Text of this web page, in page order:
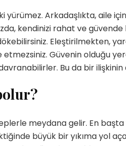
yürümez. Arkadaşlıkta, aile
kendinizi rahat ve güvende
Eleştirilmekten,
Güvenin olduğu
Bu da bir
meydana gelir. En başta
büyük bir yıkıma yol